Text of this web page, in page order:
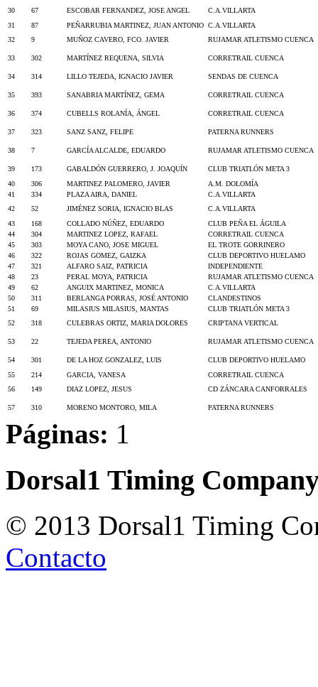
30 67 ESCOBAR FERNANDEZ, JOSE ANGEL
C.A.VILLARTA
31
87 PEÑARRUBIA MARTINEZ, JUAN ANTONIO C.A.VILLARTA
32
9 MUÑOZ CAVERO, FCO. JAVIER RUJAMAR ATLETISMO CUENCA
33 302 MARTÍNEZ REQUENA, SILVIA CORRETRAIL CUENCA
34 314 LILLO TEJEDA, IGNACIO JAVIER SENDAS DE CUENCA
35 393 SANABRIA MARTÍNEZ, GEMA CORRETRAIL CUENCA
36 374 CUBELLS ROLANÍA, ÁNGEL CORRETRAIL CUENCA
37 323 SANZ SANZ, FELIPE PATERNA RUNNERS
38 7 GARCÍA ALCALDE, EDUARDO RUJAMAR ATLETISMO CUENCA
39 173 GABALDÓN GUERRERO, J. JOAQUÍN
CLUB TRIATLÓN META 3
40
306 MARTINEZ PALOMERO, JAVIER
A.M. DOLOMÍA
41
334 PLAZA AIRA, DANIEL
C.A.VILLARTA
42
52 JIMÉNEZ SORIA, IGNACIO BLAS
C.A.VILLARTA
43
168 COLLADO NÚÑEZ, EDUARDO
CLUB PEÑA EL ÁGUILA
44
304 MARTINEZ LOPEZ, RAFAEL
CORRETRAIL CUENCA
45
303 MOYA CANO, JOSE MIGUEL
EL TROTE GORRINERO
46
322 ROJAS GOMEZ, GAIZKA
CLUB DEPORTIVO HUELAMO
47
321 ALFARO SAIZ, PATRICIA
INDEPENDIENTE
48
23 PERAL MOYA, PATRICIA
RUJAMAR ATLETISMO CUENCA
49
62 ANGUIX MARTINEZ, MONICA
C.A.VILLARTA
50
311 BERLANGA PORRAS, JOSÉ ANTONIO
CLANDESTINOS
51
69 MILASIUS MILASIUS, MANTAS
CLUB TRIATLÓN META 3
52
318 CULEBRAS ORTIZ, MARIA DOLORES CRIPTANA VERTICAL
53 22 TEJEDA PEREA, ANTONIO RUJAMAR ATLETISMO CUENCA
54 301 DE LA HOZ GONZALEZ, LUIS
CLUB DEPORTIVO HUELAMO
55
214 GARCIA, VANESA
CORRETRAIL CUENCA
56
149 DIAZ LOPEZ, JESUS CD ZÁNCARA CANFORRALES
57 310 MORENO MONTORO, MILA PATERNA RUNNERS
Páginas: 1
Dorsal1 Timing
© 2013 Dorsal1 Timing
Contacto